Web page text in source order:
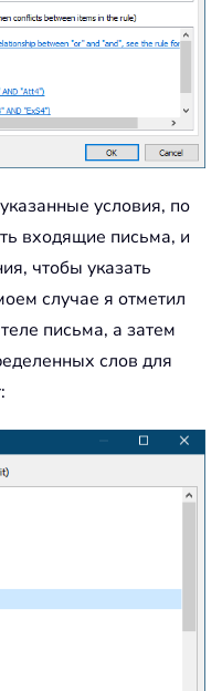
условия, по
входящие письма, и
чтобы указать
случае я отметил
письма, а затем
слов для